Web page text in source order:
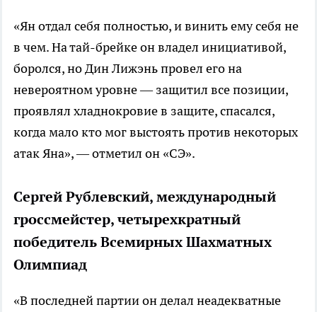
«Ян отдал себя полностью, и винить ему себя не
в чем. На тай-брейке он владел инициативой,
боролся, но Дин Лижэнь провел его на
невероятном уровне — защитил все позиции,
проявлял хладнокровие в защите, спасался,
когда мало кто мог выстоять против некоторых
атак Яна», — отметил он «СЭ».
Сергей Рублевский, международный
гроссмейстер, четырехкратный
победитель Всемирных Шахматных
Олимпиад
«В последней партии он делал неадекватные